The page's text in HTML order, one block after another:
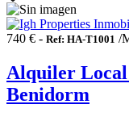
740 € - Ref: HA-T1001 /
Alquiler Local
Benidorm